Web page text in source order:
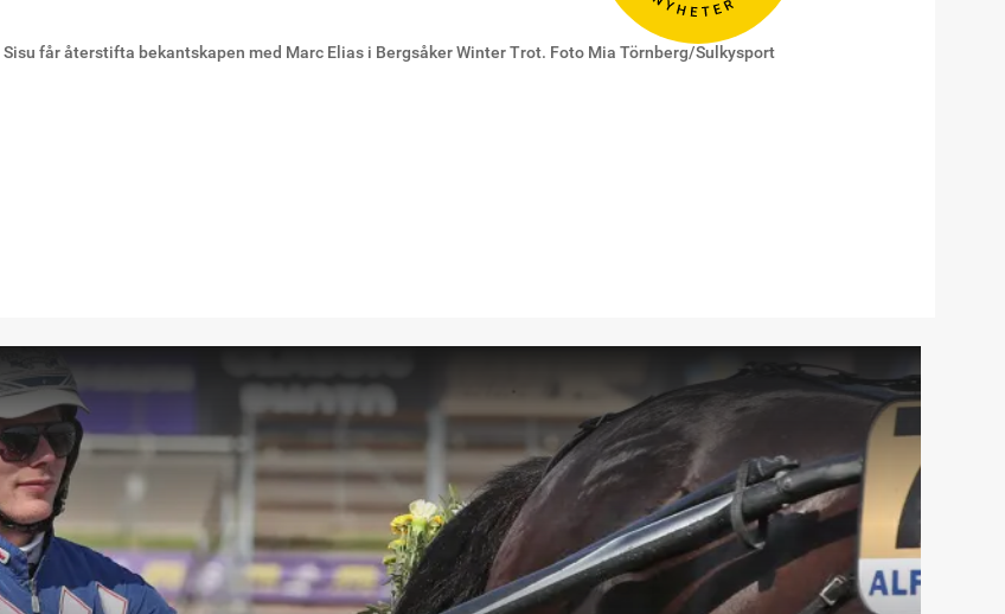
Sisu får återstifta bekantskapen med Marc Elias i Bergsåker Winter Trot. Foto Mia Törnberg/Sulkysport